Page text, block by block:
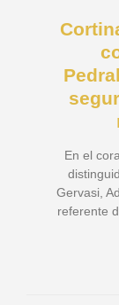
En el
Gervasi,
referente